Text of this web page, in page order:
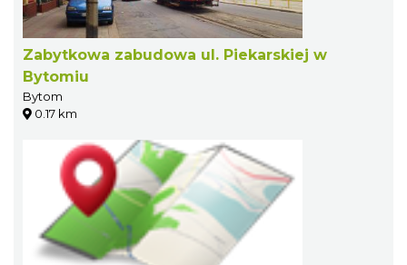
Zabytkowa zabudowa ul. Piekarskiej w
Bytomiu
Bytom
0.17 km